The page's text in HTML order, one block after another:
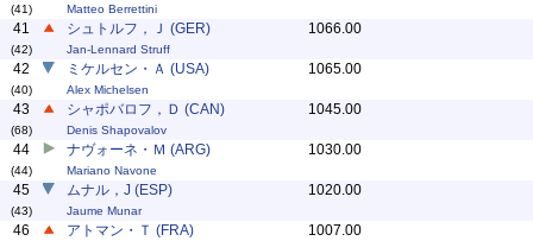
(41) Matteo Berrettini
41
(42)
シュトルフ，Ｊ (GER)
Jan-Lennard Struff
1066.00
42
(40)
ミケルセン・Ａ (USA)
Alex Michelsen
1065.00
43
(68)
シャポバロフ，Ｄ (CAN)
Denis Shapovalov
1045.00
44
(44)
ナヴォーネ・Ｍ (ARG)
Mariano Navone
1030.00
45
(43)
ムナル，J (ESP)
Jaume Munar
1020.00
46 アトマン・Ｔ (FRA) 1007.00